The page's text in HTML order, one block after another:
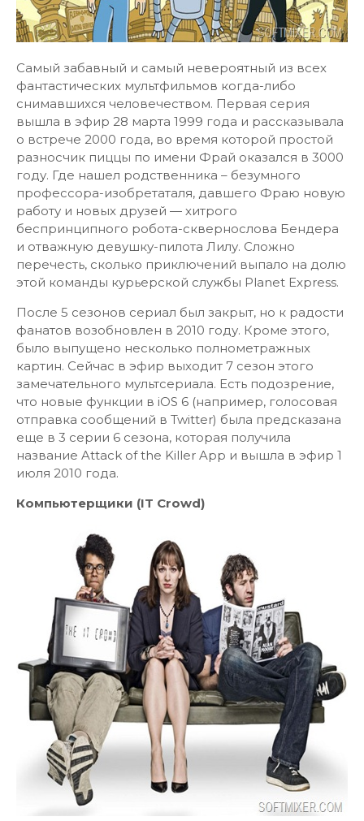
Самый забавный и самый невероятный из всех
фантастических мультфильмов когда-либо
снимавшихся человечеством. Первая серия
вышла в эфир 28 марта 1999 года и рассказывала
о встрече 2000 года, во время которой простой
разносчик пиццы по имени Фрай оказался в 3000
году. Где нашел родственника – безумного
профессора-изобретаталя, давшего Фраю новую
работу и новых друзей — хитрого
беспринципного робота-сквернослова Бендера
и отважную девушку-пилота Лилу. Сложно
перечесть, сколько приключений выпало на долю
этой команды курьерской службы Planet Express.
После 5 сезонов сериал был закрыт, но к радости
фанатов возобновлен в 2010 году. Кроме этого,
было выпущено несколько полнометражных
картин. Сейчас в эфир выходит 7 сезон этого
замечательного мультсериала. Есть подозрение,
что новые функции в iOS 6 (например, голосовая
отправка сообщений в Twitter) была предсказана
еще в 3 серии 6 сезона, которая получила
название Attack of the Killer App и вышла в эфир 1
июля 2010 года.
Компьютерщики (IT Crowd)